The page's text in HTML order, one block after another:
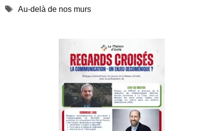
Étiquettes
Au-delà de nos murs